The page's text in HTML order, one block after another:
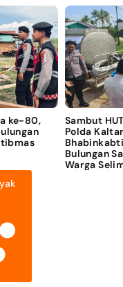
ke-80,
Sambut
Polda
Bulungan
Warga